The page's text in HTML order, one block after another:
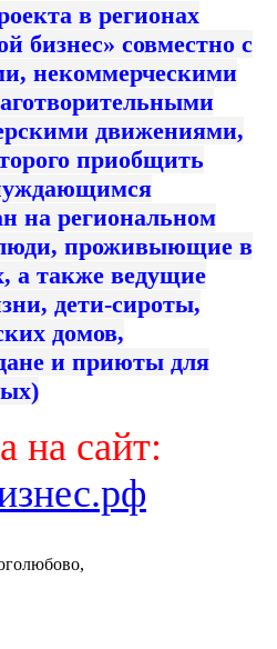
в регионах
бизнес» совместно с
некоммерческими
движениями,
приобщить
на региональном
проживыющие в
а также ведущие
дети-сироты,
домов,
и приюты для
на сайт: